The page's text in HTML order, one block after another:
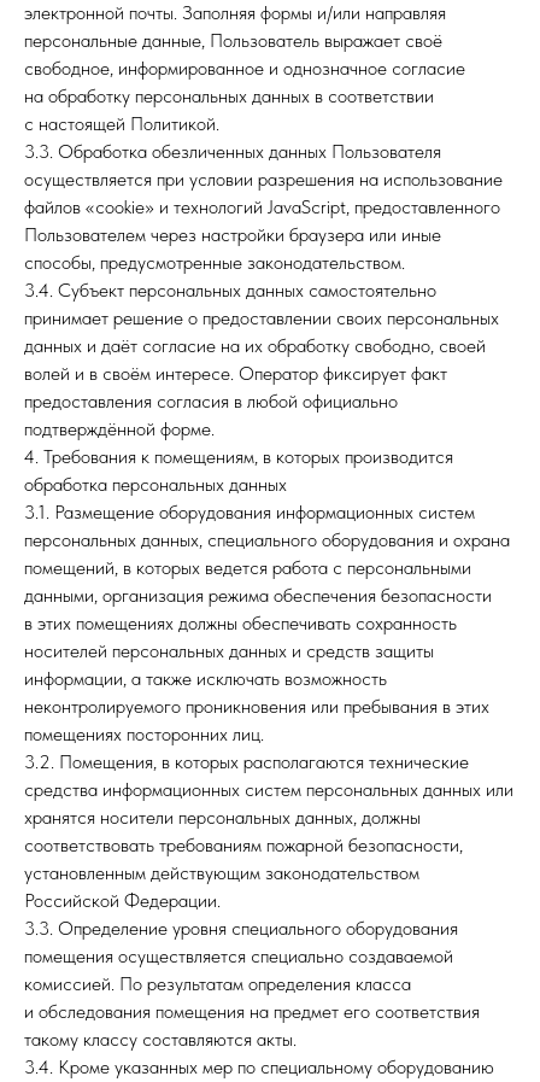
электронной почты. Заполняя формы и/или направляя
персональные данные, Пользователь выражает своё
свободное, информированное и однозначное согласие
на обработку персональных данных в соответствии
с настоящей Политикой.
3.3. Обработка обезличенных данных Пользователя
осуществляется при условии разрешения на использование
файлов «cookie» и технологий JavaScript, предоставленного
Пользователем через настройки браузера или иные
способы, предусмотренные законодательством.
3.4. Субъект персональных данных самостоятельно
принимает решение о предоставлении своих персональных
данных и даёт согласие на их обработку свободно, своей
волей и в своём интересе. Оператор фиксирует факт
предоставления согласия в любой официально
подтверждённой форме.
4. Требования к помещениям, в которых производится
обработка персональных данных
3.1. Размещение оборудования информационных систем
персональных данных, специального оборудования и охрана
помещений, в которых ведется работа с персональными
данными, организация режима обеспечения безопасности
в этих помещениях должны обеспечивать сохранность
носителей персональных данных и средств защиты
информации, а также исключать возможность
неконтролируемого проникновения или пребывания в этих
помещениях посторонних лиц.
3.2. Помещения, в которых располагаются технические
средства информационных систем персональных данных или
хранятся носители персональных данных, должны
соответствовать требованиям пожарной безопасности,
установленным действующим законодательством
Российской Федерации.
3.3. Определение уровня специального оборудования
помещения осуществляется специально создаваемой
комиссией. По результатам определения класса
и обследования помещения на предмет его соответствия
такому классу составляются акты.
3.4. Кроме указанных мер по специальному оборудованию